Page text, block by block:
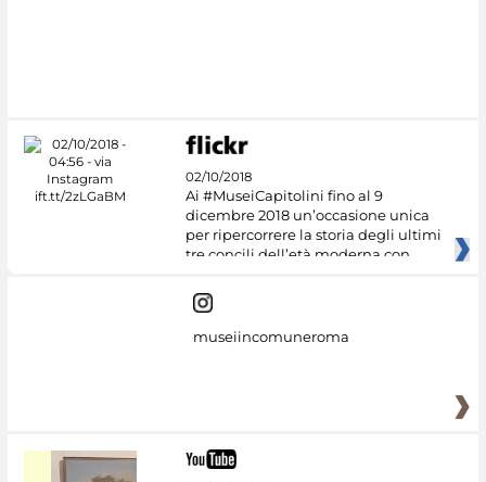
02/10/2018
Ai #MuseiCapitolini fino al 9
dicembre 2018 un’occasione unica
per ripercorrere la storia degli ultimi
tre concili dell’età moderna con
museiincomuneroma